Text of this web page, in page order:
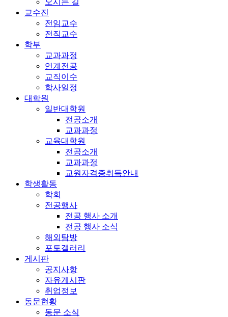
교수진
전임교수
전직교수
학부
교과과정
연계전공
교직이수
학사일정
대학원
일반대학원
전공소개
교과과정
교육대학원
전공소개
교과과정
교원자격증취득안내
학생활동
학회
전공행사
전공 행사 소개
전공 행사 소식
해외탐방
포토갤러리
게시판
공지사항
자유게시판
취업정보
동문현황
동문 소식